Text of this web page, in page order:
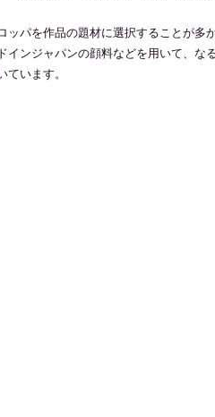
パを作品の題材に選択することが多
インジャパンの顔料などを用いて、な
います。